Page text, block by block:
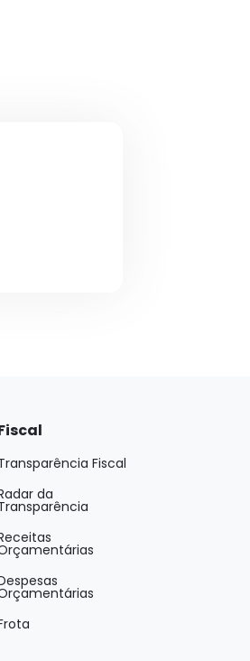
Fiscal
da